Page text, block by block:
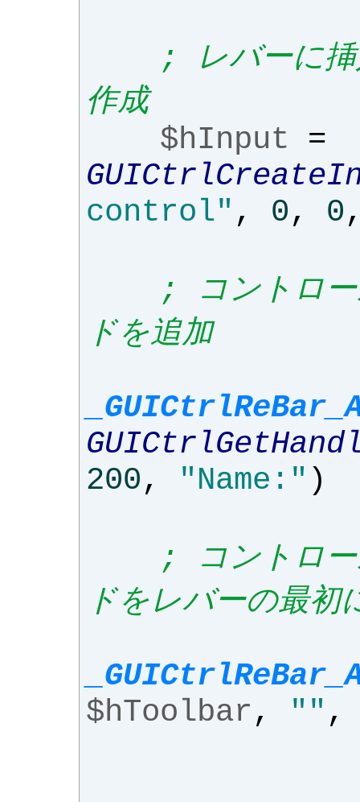
; レバーに挿
作成
$hInput
=
control" , 0, 0
; コントロー
ドを追加
200, "Name:" )
; コントロー
ドをレバーの最初
$hToolbar , "" ,